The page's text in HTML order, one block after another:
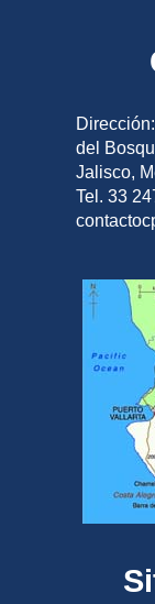
del
Jalisco,
Tel. 33